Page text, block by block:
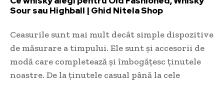
Sour sau Highball | Ghid Nitela Shop
Ceasurile sunt mai mult decât simple dispozitive
de măsurare a timpului. Ele sunt și accesorii de
modă care completează și îmbogățesc ținutele
noastre. De la ținutele casual până la cele